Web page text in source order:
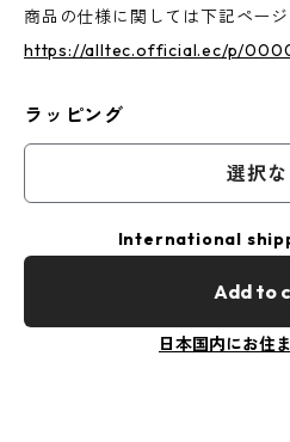
商品の仕様に関しては下記ページ
https://alltec.official.ec/p/
ラッピング
選択な
International
Add to
日本国内にお住